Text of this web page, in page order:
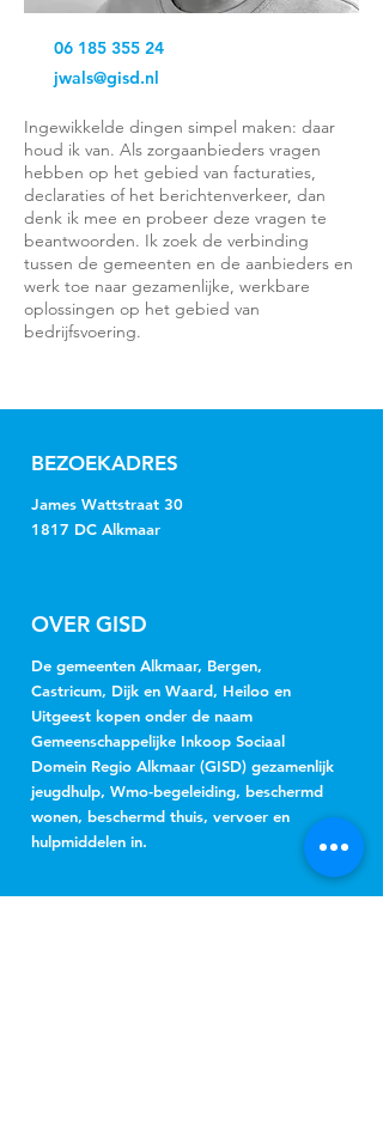
06 185 355 24
jwals@gisd.nl
Ingewikkelde dingen simpel maken: daar
houd ik van. Als zorgaanbieders vragen
hebben op het gebied van facturaties,
declaraties of het berichtenverkeer, dan
denk ik mee en probeer deze vragen te
beantwoorden. Ik zoek de verbinding
tussen de gemeenten en de aanbieders en
werk toe naar gezamenlijke, werkbare
oplossingen op het gebied van
bedrijfsvoering.
BEZOEKADRES
James Wattstraat 30
1817 DC Alkmaar
OVER GISD
De gemeenten Alkmaar, Bergen,
Castricum, Dijk en Waard, Heiloo en
Uitgeest kopen onder de naam
Gemeenschappelijke Inkoop Sociaal
Domein Regio Alkmaar (GISD) gezamenlijk
jeugdhulp, Wmo-begeleiding, beschermd
wonen, beschermd thuis, vervoer en
hulpmiddelen in.